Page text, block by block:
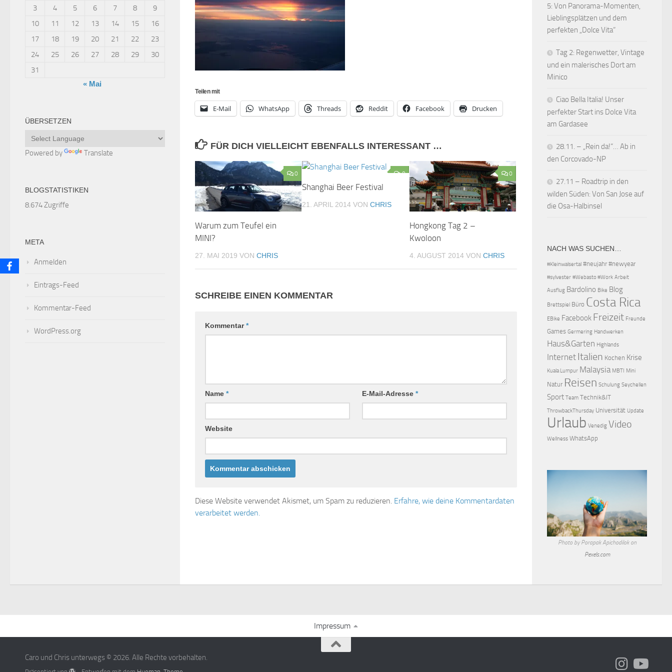
Teilen mit
E-Mail WhatsApp Threads Reddit Facebook Drucken
FÜR DICH VIELLEICHT EBENFALLS INTERESSANT …
0
Warum zum Teufel ein
MINI?
27. MAI 2019 VON CHRIS
0
Shanghai Beer Festival
21. APRIL 2014 VONCHRIS
0
Hongkong Tag 2 –
Kwoloon
4. AUGUST 2014VON CHRIS
SCHREIBE EINEN KOMMENTAR
Kommentar*
Name * E-Mail-Adresse*
Website
Diese Website verwendet Akismet, um Spam zu reduzieren. Erfahre, wie deine Kommentardaten
verarbeitet werden.
3
4 5 6 7 8
9
10
11 12 13 14 15
16
17
18 19 20 21 22
23
24
25 26 27 28 29
30
31
« Mai
ÜBERSETZEN
Powered by Translate
BLOGSTATISTIKEN
8.674 Zugriffe
META
Anmelden
Eintrags-Feed
Kommentar-Feed
WordPress.org
5: Von Panorama-Momenten,
Lieblingsplätzen und dem
perfekten „Dolce Vita“
Tag 2: Regenwetter, Vintage
und ein malerisches Dort am
Minico
Ciao Bella Italia! Unser
perfekter Start ins Dolce Vita
am Gardasee
28.11. – „Rein da!“… Ab in
den Corcovado-NP
27.11 – Roadtrip in den
wilden Süden: Von San Jose auf
die Osa-Halbinsel
NACH WAS SUCHEN…
#Kleinwalsertal #neujahr #newyear
#sylvester #Webasto #Work Arbeit
Ausflug Bardolino Bike Blog
Brettspiel Büro Costa Rica
EBike Facebook Freizeit Freunde
Games Germering Handwerken
Haus&Garten Highlands
Internet Italien Kochen Krise
Kuala Lumpur Malaysia MBTI Mini
Natur Reisen Schulung Seychellen
Sport Team Technik&IT
ThrowbackThursday Universität Update
Urlaub Venedig Video
Wellness WhatsApp
Photo by Porapak Apichodilok on
Pexels.com
Impressum
Caro und Chris unterwegs © 2026. Alle Rechte vorbehalten.